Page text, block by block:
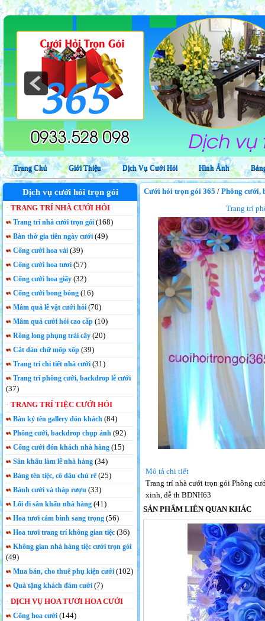
Trang trí phông cưới, backdrop chụp hình trọn gói
Trang Chủ Giới Thiệu Dịch Vụ Cưới Hỏi Hình Ảnh
Dịch vụ cưới hỏi trọn gói
TRANG TRÍ NHÀ CƯỚI HỎI
Trang trí nhà cưới trọn gói (168)
Bàn thờ gia tiên ngày cưới (49)
Cổng cưới hoa vải (39)
Cổng cưới hoa tươi (57)
Cổng cưới hoa giấy (32)
Cổng cưới bong bóng (16)
Mâm quả lễ vật cưới hỏi (70)
Mâm quả cưới hỏi cao cấp (10)
Rồng long phụng trái cây (20)
Cắt dán chữ mốp xốp (39)
Trang trí chi tiết nhà cưới (31)
Trang trí phông cưới, backdrop lễ cưới
(37)
TRANG TRÍ TIỆC CƯỚI HỎI
Bàn ký tên gallery đón khách (84)
Phông cưới, backdrop chụp ảnh (92)
Cổng cưới đón khách nhà hàng (15)
Sân khấu làm lễ nhà hàng (34)
Bảng tên tiệc, cô dâu chú rể(25)
Bánh cưới và tháp rượu (33)
Lối đi sân khấu nhà hàng (41)
Hoa tươi cắm bình sang trọng (56)
Hoa tươi trang trí không gian tiệc (36)
Không gian nhà hàng tiệc cưới trọn gói
(49)
Mua bán, cho thuê phụ kiện cưới (102)
Quà tặng khách đám cưới (7)
DỊCH VỤ HOA TƯƠI HOA CƯỚI
Cổng hoa cưới (144)
Cưới hỏi trọn gói 365 / Phông cưới,
Trang trí
Mô tả chi tiết
Trang trí nhà cưới trọn gói Phông
xinh, dễ th BDNH63
SẢN PHẨM LIÊN QUAN KHÁC